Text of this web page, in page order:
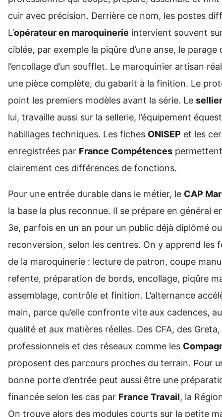
cuir avec précision. Derrière ce nom, les postes
L’opérateur en maroquinerie intervient souvent
ciblée, par exemple la piqûre d’une anse, le parage
l’encollage d’un soufflet. Le maroquinier artisan
une pièce complète, du gabarit à la finition. Le
point les premiers modèles avant la série. Le
lui, travaille aussi sur la sellerie, l’équipement
habillages techniques. Les fiches ONISEP et les
enregistrées par France Compétences
clairement ces différences de fonctions.
Pour une entrée durable dans le métier, le CAP
la base la plus reconnue. Il se prépare en général
3e, parfois en un an pour un public déjà diplômé
reconversion, selon les centres. On y apprend les
de la maroquinerie : lecture de patron, coupe
refente, préparation de bords, encollage, piqûre
assemblage, contrôle et finition. L’alternance
main, parce qu’elle confronte vite aux cadences,
qualité et aux matières réelles. Des CFA, des
professionnels et des réseaux comme les
proposent des parcours proches du terrain. Pour
bonne porte d’entrée peut aussi être une
financée selon les cas par France Travail, la
On trouve alors des modules courts sur la petite